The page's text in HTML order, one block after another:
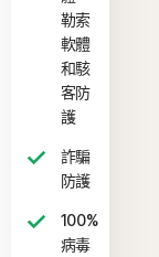
勒索
軟體
和駭
客防
護
詐騙
防護
100%
病毒